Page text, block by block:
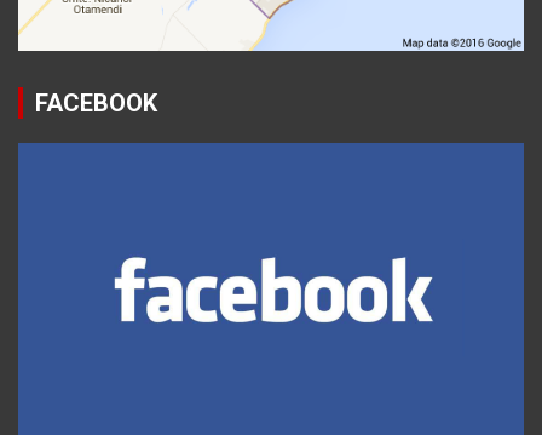
FACEBOOK